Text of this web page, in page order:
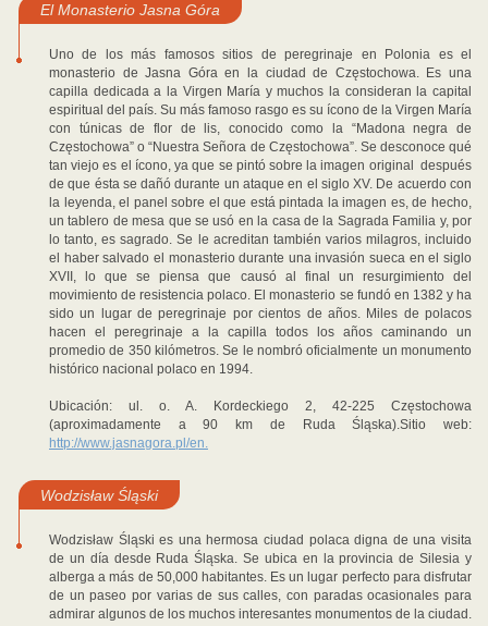
El Monasterio Jasna Góra
Uno de los más famosos sitios de peregrinaje en Polonia es el
monasterio de Jasna Góra en la ciudad de Częstochowa. Es una
capilla dedicada a la Virgen María y muchos la consideran la capital
espiritual del país. Su más famoso rasgo es su ícono de la Virgen María
con túnicas de flor de lis, conocido como la “Madona negra de
Częstochowa” o “Nuestra Señora de Częstochowa”. Se desconoce qué
tan viejo es el ícono, ya que se pintó sobre la imagen original después
de que ésta se dañó durante un ataque en el siglo XV. De acuerdo con
la leyenda, el panel sobre el que está pintada la imagen es, de hecho,
un tablero de mesa que se usó en la casa de la Sagrada Familia y, por
lo tanto, es sagrado. Se le acreditan también varios milagros, incluido
el haber salvado el monasterio durante una invasión sueca en el siglo
XVII, lo que se piensa que causó al final un resurgimiento del
movimiento de resistencia polaco. El monasterio se fundó en 1382 y ha
sido un lugar de peregrinaje por cientos de años. Miles de polacos
hacen el peregrinaje a la capilla todos los años caminando un
promedio de 350 kilómetros. Se le nombró oficialmente un monumento
histórico nacional polaco en 1994.
Ubicación: ul. o. A. Kordeckiego 2, 42-225 Częstochowa
(aproximadamente a 90 km de Ruda Śląska).Sitio web:
http://www.jasnagora.pl/en.
Wodzisław Śląski
Wodzisław Śląski es una hermosa ciudad polaca digna de una visita
de un día desde Ruda Śląska. Se ubica en la provincia de Silesia y
alberga a más de 50,000 habitantes. Es un lugar perfecto para disfrutar
de un paseo por varias de sus calles, con paradas ocasionales para
admirar algunos de los muchos interesantes monumentos de la ciudad.